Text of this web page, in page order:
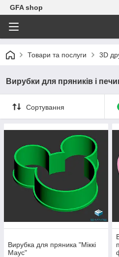
GFA shop
Товари та послуги 3D
Вирубки для пряників і
Сортування
Вирубка для пряника "Міккі
Маус"